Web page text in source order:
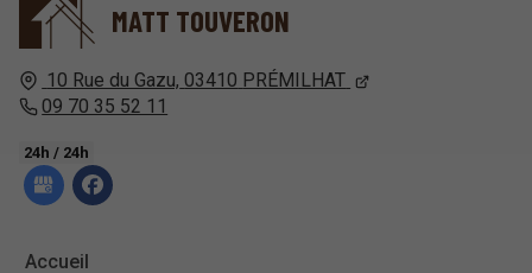
MATT TOUVERON
10 Rue du Gazu, 03410 PRÉMILHAT
09 70 35 52 11
24h / 24h
Accueil